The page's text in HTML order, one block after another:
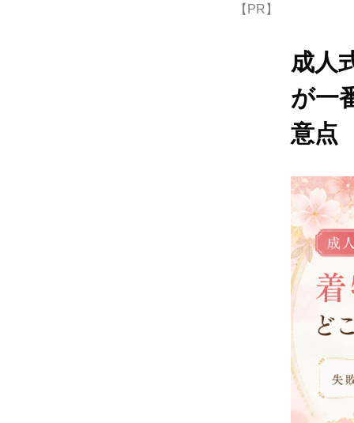
【PR】
成人
が一
意点